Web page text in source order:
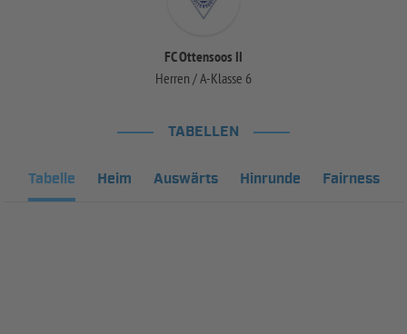
FC Ottensoos II
Herren / A-Klasse 6
TABELLEN
Tabelle Heim Auswärts Hinrunde Fairness